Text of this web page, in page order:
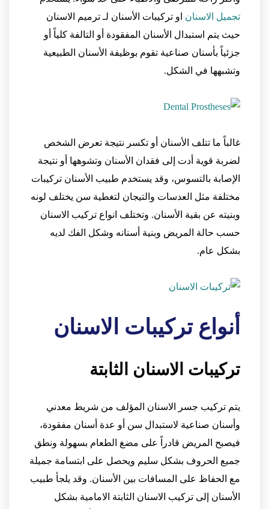
تجميل الاسنان او تركيبات الأسنان لـ ترميم الاسنان
حيث يتم استبدال الأسنان المفقودة أو التالفة كلياً أو
جزئياً بأسنان صناعية تقوم بوظيفة الأسنان الطبيعية
وتشبهها في الشكل.
غالباً ما تتلف الأسنان أو تكسر نتيجة تعرض الشخص
لضربة قوية أدت إلى فقدان الأسنان وتشوهها أو نتيجة
الإصابة بالتسوس، وقد يستخدم طبيب الأسنان تركيبات
مختلفة مثل العدسات والتيجان لتغطية سن يختلف لونه
وبنيته عن بقية الأسنان. وتختلف انواع تركيب الاسنان
حسب حالة المريض وبنية أسنانه وشكل الفك لديه
بشكل عام.
أنواع تركيبات الاسنان
تركيبات الاسنان الثابتة
يتم تركيب جسر الاسنان المؤلف من شريط معدني
وأسنان صناعية لاستبدال سن أو عدة أسنان مفقودة،
فيصبح المريض قادراً على مضغ الطعام بسهولة ونطق
جميع الحروف بشكل سليم ويحصل على ابتسامة جميلة
مع الحفاظ على المسافات بين الأسنان. وقد يلجأ طبيب
الأسنان إلى تركيب الاسنان الثابتة الامامية بشكل